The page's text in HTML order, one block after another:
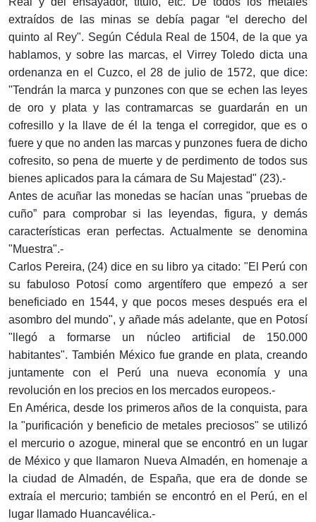
extraídos de las minas se debía pagar “el derecho del
quinto al Rey". Según Cédula Real de 1504, de la que ya
hablamos, y sobre las marcas, el Virrey Toledo dicta una
ordenanza en el Cuzco, el 28 de julio de 1572, que dice:
"Tendrán la marca y punzones con que se echen las leyes
de oro y plata y las contramarcas se guardarán en un
cofresillo y la llave de él la tenga el corregidor, que es o
fuere y que no anden las marcas y punzones fuera de dicho
cofresito, so pena de muerte y de perdimento de todos sus
bienes aplicados para la cámara de Su Majestad" (23).-
Antes de acuñar las monedas se hacían unas "pruebas de
cuño” para comprobar si las leyendas, figura, y demás
características eran perfectas. Actualmente se denomina
"Muestra".-
Carlos Pereira, (24) dice en su libro ya citado: "El Perú con
su fabuloso Potosí como argentífero que empezó a ser
beneficiado en 1544, y que pocos meses después era el
asombro del mundo", y añade más adelante, que en Potosí
"llegó a formarse un núcleo artificial de 150.000
habitantes". También México fue grande en plata, creando
juntamente con el Perú una nueva economía y una
revolución en los precios en los mercados europeos.-
En América, desde los primeros años de la conquista, para
la "purificación y beneficio de metales preciosos" se utilizó
el mercurio o azogue, mineral que se encontró en un lugar
de México y que llamaron Nueva Almadén, en homenaje a
la ciudad de Almadén, de España, que era de donde se
extraía el mercurio; también se encontró en el Perú, en el
lugar llamado Huancavélica.-